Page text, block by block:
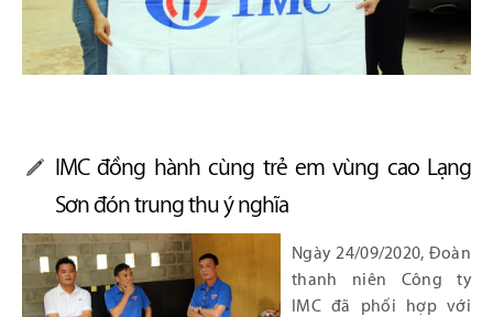
IMC đồng hành cùng trẻ em vùng cao Lạng
Sơn đón trung thu ý nghĩa
Ngày 24/09/2020, Đoàn
thanh niên Công ty
IMC đã phối hợp với